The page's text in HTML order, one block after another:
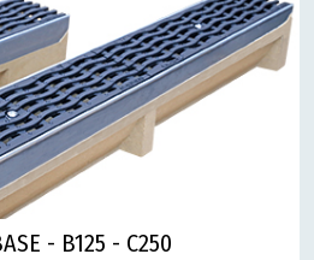
- B125 - C250